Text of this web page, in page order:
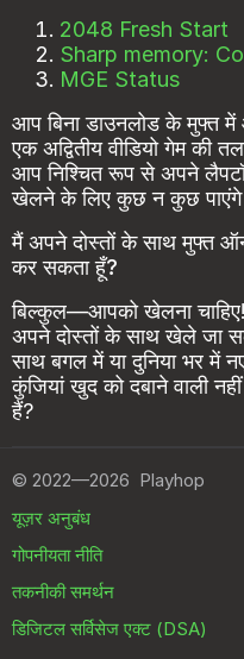
2048 Fresh Start
Sharp memory:
MGE Status
आप बिना डाउनलोड के मुफ्त
एक अद्वितीय वीडियो गेम की
आप निश्चित रूप से अपने
खेलने के लिए कुछ न कुछ
मैं अपने दोस्तों के साथ मुफ्त
कर सकता हूँ?
बिल्कुल—आपको खेलना
अपने दोस्तों के साथ खेले जा
साथ बगल में या दुनिया भर
कुंजियां खुद को दबाने वाली
हैं?
© 2022—2026 Playhop
यूज़र अनुबंध
गोपनीयता नीति
तकनीकी समर्थन
डिजिटल सर्विसेज एक्ट (DSA)